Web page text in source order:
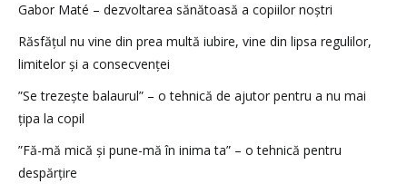
Gabor Maté – dezvoltarea sănătoasă a copiilor noștri
Răsfățul nu vine din prea multă iubire, vine din lipsa regulilor,
limitelor și a consecvenței
”Se trezește balaurul” – o tehnică de ajutor pentru a nu mai
țipa la copil
”Fă-mă mică și pune-mă în inima ta” – o tehnică pentru
despărțire